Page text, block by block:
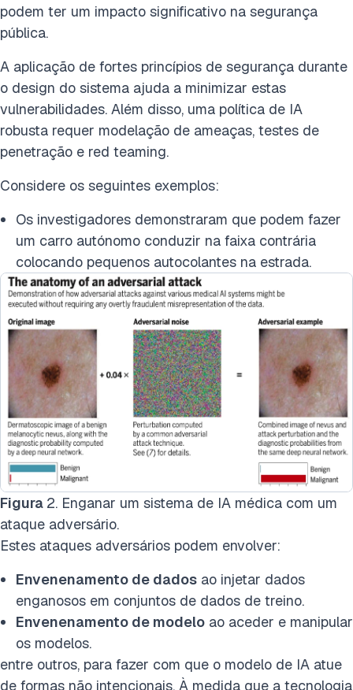
podem ter um impacto significativo na segurança
pública.
A aplicação de fortes princípios de segurança durante
o design do sistema ajuda a minimizar estas
vulnerabilidades. Além disso, uma política de IA
robusta requer modelação de ameaças, testes de
penetração e red teaming.
Considere os seguintes exemplos:
Os investigadores demonstraram que podem fazer
um carro autónomo conduzir na faixa contrária
colocando pequenos autocolantes na estrada.
Figura 2. Enganar um sistema de IA médica com um
ataque adversário.
Estes ataques adversários podem envolver:
Envenenamento de dados ao injetar dados
enganosos em conjuntos de dados de treino.
Envenenamento de modelo ao aceder e manipular
os modelos.
entre outros, para fazer com que o modelo de IA atue
de formas não intencionais. À medida que a tecnologia